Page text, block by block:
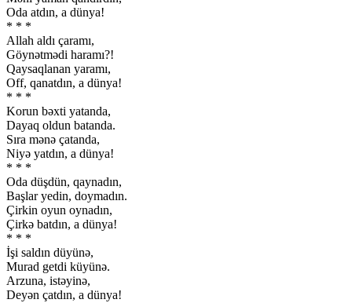
Oda atdın, a dünya!
* * *
Allah aldı çaramı,
Göynətmədi haramı?!
Qaysaqlanan yaramı,
Off, qanatdın, a dünya!
* * *
Korun bəxti yatanda,
Dayaq oldun batanda.
Sıra mənə çatanda,
Niyə yatdın, a dünya!
* * *
Oda düşdün, qaynadın,
Başlar yedin, doymadın.
Çirkin oyun oynadın,
Çirkə batdın, a dünya!
* * *
İşi saldın düyünə,
Murad getdi küyünə.
Arzuna, istəyinə,
Deyən çatdın, a dünya!